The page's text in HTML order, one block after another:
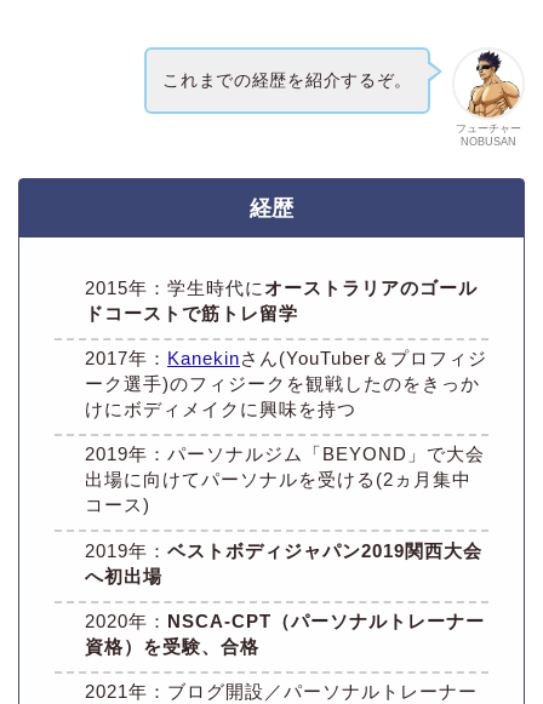
フューチャー
NOBUSAN
これまでの経歴を紹介するぞ。
経歴
2015年：学生時代にオーストラリアのゴール
ドコーストで筋トレ留学
2017年： Kanekinさん(YouTuber＆プロフィジ
ーク選手)のフィジークを観戦したのをきっか
けにボディメイクに興味を持つ
2019年：パーソナルジム「BEYOND」で大会
出場に向けてパーソナルを受ける(2ヵ月集中
コース)
2019年： ベストボディジャパン2019関西大会
へ初出場
2020年： NSCA-CPT（パーソナルトレーナー
資格）を受験、合格
2021年：ブログ開設／パーソナルトレーナー